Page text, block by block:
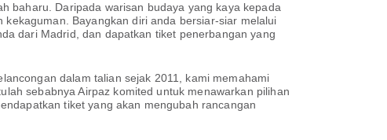
baharu. Daripada warisan budaya yang kaya kepada
Bayangkan diri anda bersiar-siar melalui
dari Madrid, dan dapatkan tiket penerbangan yang
dalam talian sejak 2011, kami memahami
sebabnya Airpaz komited untuk menawarkan pilihan
tiket yang akan mengubah rancangan